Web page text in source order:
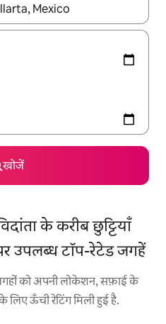
'ऐरो की' का इस्तेमाल करके नेविगेट
खोजें
के करीब छुट्टियाँ
उपलब्ध टॉप-रेटेड जगहें
को अपनी लोकेशन, सफ़ाई के
ऊँची रेटिंग मिली हुई है.